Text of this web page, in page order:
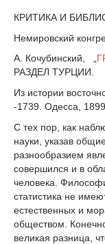
КРИТИКА И
Немировский
А. Кочубинский, „
РАЗДЕЛ ТУРЦИИ.
Из истории
-1739. Одесса, 1899.
С тех пор, как
науки, указав
разнообразием
совершился и в
человека.
статистика не
естественных и
обществом.
великая разница,